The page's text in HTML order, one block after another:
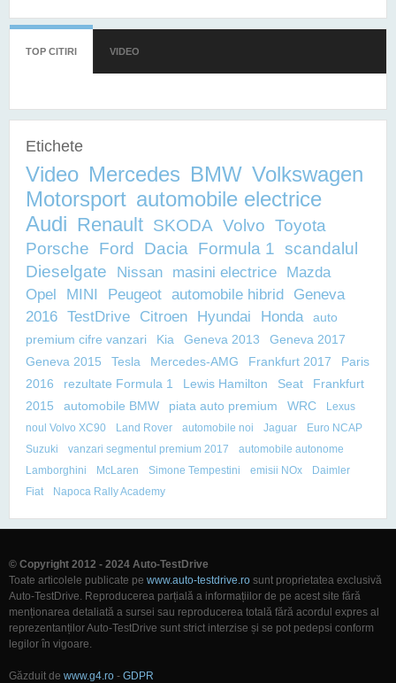
TOP CITIRI (TAB ACTIV)
VIDEO
Etichete
Video Mercedes BMW Volkswagen
Motorsport automobile electrice
Audi Renault SKODA Volvo Toyota
Porsche
Ford Dacia Formula 1 scandalul
Dieselgate
Nissan masini electrice
Mazda
Opel
MINI Peugeot automobile hibrid
Geneva
2016 TestDrive Citroen Hyundai Honda
auto
premium cifre vanzari
Kia Geneva 2013
Geneva 2017
Geneva 2015
Tesla Mercedes-AMG Frankfurt 2017
Paris
2016
rezultate Formula 1 Lewis Hamilton Seat
Frankfurt
2015
automobile BMW piata auto premium WRC
Lexus
noul Volvo XC90
Land Rover automobile noi Jaguar
Euro NCAP
Suzuki
vanzari segmentul premium 2017
automobile autonome
Lamborghini
McLaren Simone Tempestini emisii NOx
Daimler
Fiat
Napoca Rally Academy
© Copyright 2012 - 2024 Auto-TestDrive
Toate articolele publicate pe www.auto-testdrive.ro sunt proprietatea exclusivă
Auto-TestDrive. Reproducerea parțială a informațiilor de pe acest site fără
menționarea detaliată a sursei sau reproducerea totală fără acordul expres al
reprezentanților Auto-TestDrive sunt strict interzise și se pot pedepsi conform
legilor în vigoare.
Găzduit de www.g4.ro - GDPR